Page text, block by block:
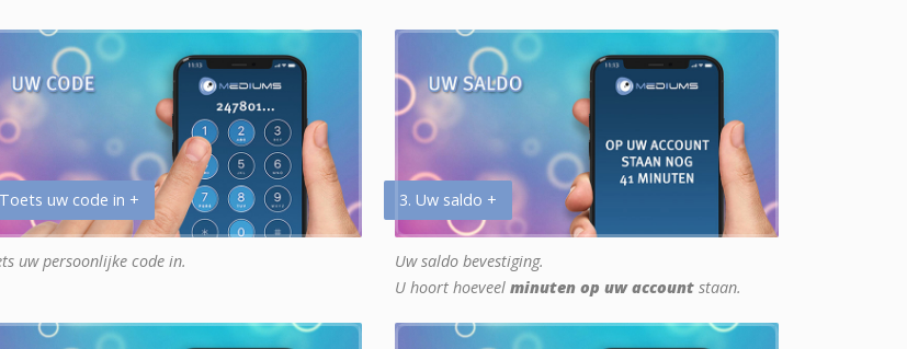
uw code in +
uw persoonlijke code in.
3. Uw saldo +
Uw saldo bevestiging.
U hoort hoeveel minuten op uw account staan.